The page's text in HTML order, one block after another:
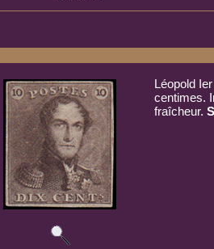
Léopold
centimes.
fraîcheur.